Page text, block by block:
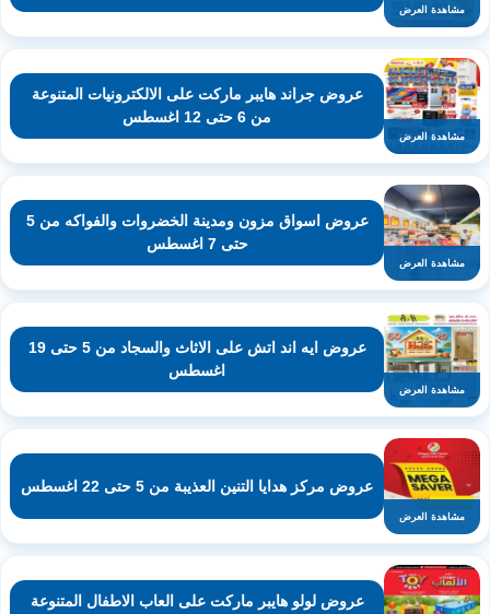
مشاهدة العرض
مشاهدة العرض
عروض جراند هايبر ماركت على الالكترونيات المتنوعة
من 6 حتى 12 اغسطس
مشاهدة العرض
عروض اسواق مزون ومدينة الخضروات والفواكه من 5
حتى 7 اغسطس
مشاهدة العرض
عروض ايه اند اتش على الاثاث والسجاد من 5 حتى 19
اغسطس
مشاهدة العرض
عروض مركز هدايا التنين العذيبة من 5 حتى 22 اغسطس
عروض لولو هايبر ماركت على العاب الاطفال المتنوعة